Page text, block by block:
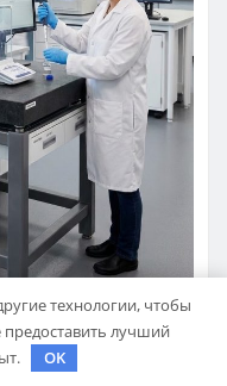
технологии, чтобы
лучший
OK